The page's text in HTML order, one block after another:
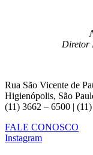
Diretor
Rua São Vicente de
Higienópolis, São
(11) 3662 – 6500 |
FALE CONOSCO
Instagram